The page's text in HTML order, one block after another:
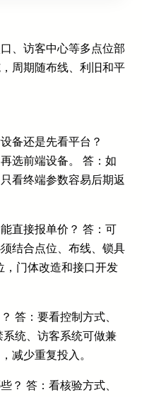
、访客中心等多点位部
周期随布线、利旧和平
备还是先看平台？
选前端设备。 答：如
看终端参数容易后期返
直接报单价？ 答：可
结合点位、布线、锁具
，门体改造和接口开发
答：要看控制方式、
统、访客系统可做兼
减少重复投入。
？ 答：看核验方式、